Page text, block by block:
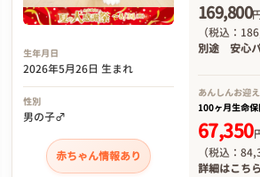
生年月日
2026年5月26日 生まれ
性別
男の子♂
赤ちゃん情報あり
169,800
（税込：
別途 安心
あんしんお迎え
100ヶ月生命保
67,350
（税込：
詳細はこちら